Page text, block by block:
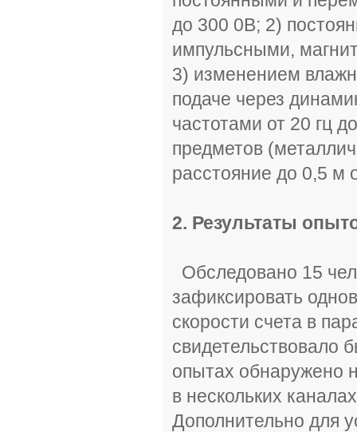
до 300 0В; 2)
импульсными,
3) изменением
подаче через
частотами от 20 гц
предметов
расстояние до 0,5 м
2. Результаты
Обследовано 15
зафиксировать
скорости счета в
свидетельствовало
опытах обнаружено
в нескольких
Дополнительно для